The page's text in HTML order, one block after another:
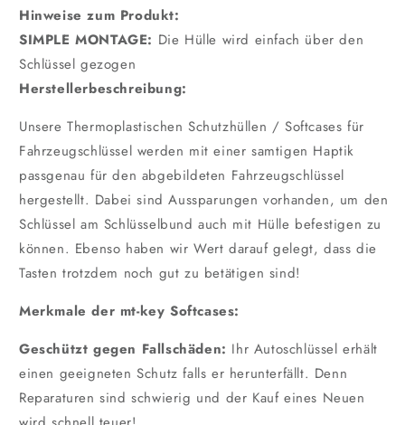
Hinweise zum Produkt:
SIMPLE MONTAGE: Die Hülle wird einfach über den
Schlüssel gezogen
Herstellerbeschreibung:
Unsere Thermoplastischen Schutzhüllen / Softcases für
Fahrzeugschlüssel werden mit einer samtigen Haptik
passgenau für den abgebildeten Fahrzeugschlüssel
hergestellt. Dabei sind Aussparungen vorhanden, um den
Schlüssel am Schlüsselbund auch mit Hülle befestigen zu
können. Ebenso haben wir Wert darauf gelegt, dass die
Tasten trotzdem noch gut zu betätigen sind!
Merkmale der mt-key Softcases:
Geschützt gegen Fallschäden: Ihr Autoschlüssel erhält
einen geeigneten Schutz falls er herunterfällt. Denn
Reparaturen sind schwierig und der Kauf eines Neuen